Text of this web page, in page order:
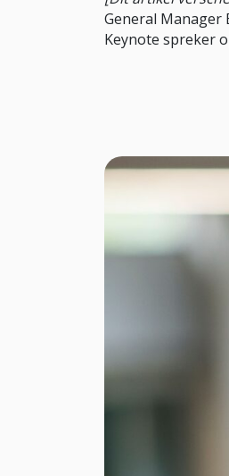
General Manager
Keynote spreker